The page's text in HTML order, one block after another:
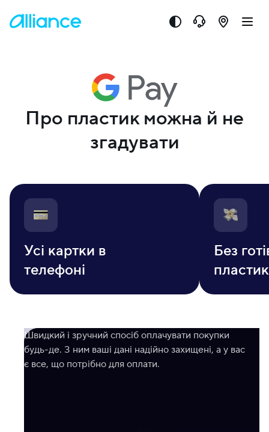
Про пластик можна й не
згадувати
Усі картки в
телефоні
Без
Швидкий і зручний спосіб оплачувати покупки
будь-де. З ним ваші дані надійно захищені, а у вас
є все, що потрібно для оплати.